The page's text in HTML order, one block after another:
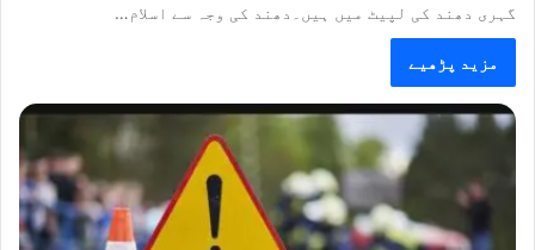
گہری دھند کی لپیٹ میں ہیں۔دھند کی وجہ سے اسلام…
مزید پڑھیے